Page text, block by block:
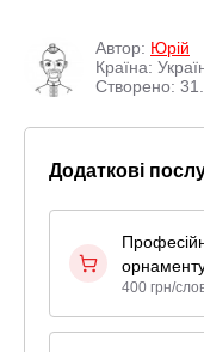
Автор: Юрій
Країна:
Створено:
Додаткові
400 грн/